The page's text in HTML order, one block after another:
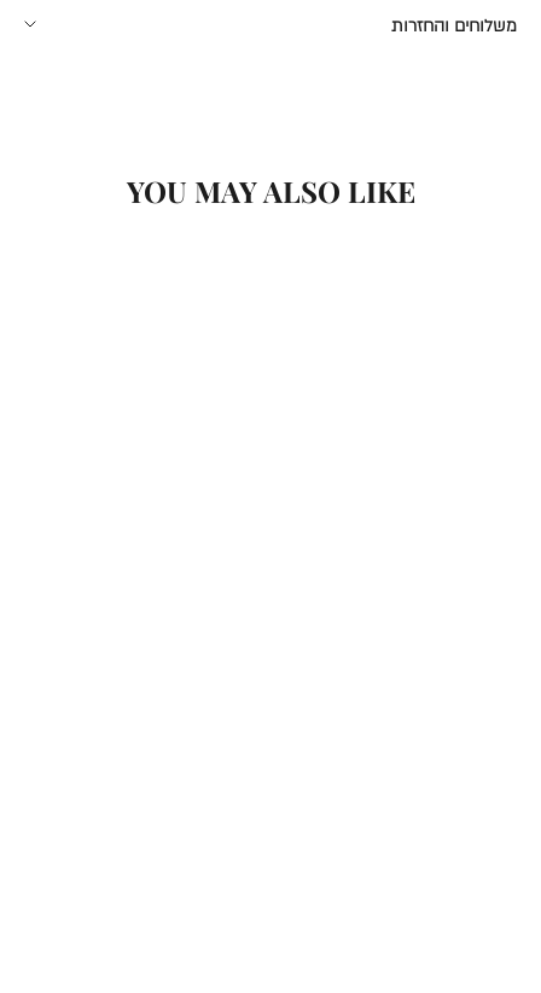
משלוחים והחזרות
YOU MAY ALSO LIKE